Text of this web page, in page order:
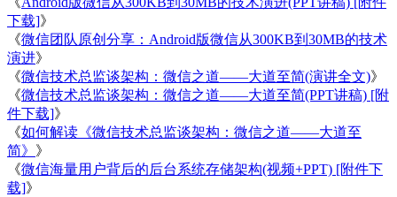
下载]》
《微信团队原创分享：Android版微信从300KB到30MB的技术
演进》
《微信技术总监谈架构：微信之道——大道至简(演讲全文)》
《微信技术总监谈架构：微信之道——大道至简(PPT讲稿) [附
件下载]》
《如何解读《微信技术总监谈架构：微信之道——大道至
简》 》
《微信海量用户背后的后台系统存储架构(视频+PPT) [附件下
载]》